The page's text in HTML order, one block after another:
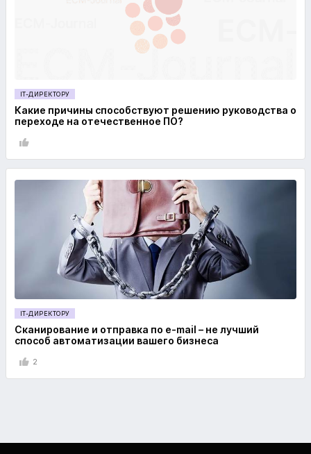
IT-ДИРЕКТОРУ
Какие причины способствуют решению руководства о
переходе на отечественное ПО?
IT-ДИРЕКТОРУ
Сканирование и отправка по e-mail – не лучший
способ автоматизации вашего бизнеса
2